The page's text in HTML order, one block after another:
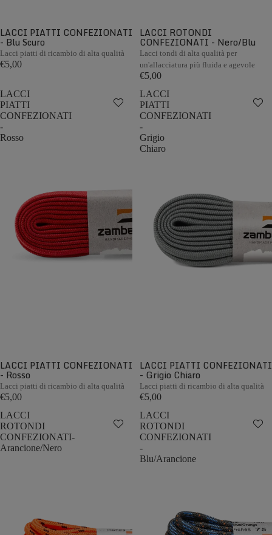
LACCI PIATTI CONFEZIONATI
- Blu Scuro
Lacci piatti di ricambio di alta qualità
€5,00
LACCI ROTONDI
CONFEZIONATI - Nero/Blu
Lacci tondi di alta qualità per
un'allacciatura più fluida e agevole
€5,00
LACCI
PIATTI
CONFEZIONATI
-
Rosso
LACCI PIATTI CONFEZIONATI
- Rosso
Lacci piatti di ricambio di alta qualità
€5,00
LACCI
PIATTI
CONFEZIONATI
-
Grigio
Chiaro
LACCI PIATTI CONFEZIONATI
- Grigio Chiaro
Lacci piatti di ricambio di alta qualità
€5,00
LACCI
ROTONDI
CONFEZIONATI-
Arancione/Nero
LACCI
ROTONDI
CONFEZIONATI
-
Blu/Arancione